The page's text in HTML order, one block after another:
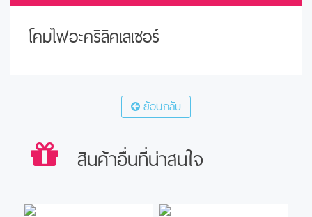
โคมไฟอะคริลิคเลเซอร์
ย้อนกลับ
สินค้าอื่นที่น่าสนใจ